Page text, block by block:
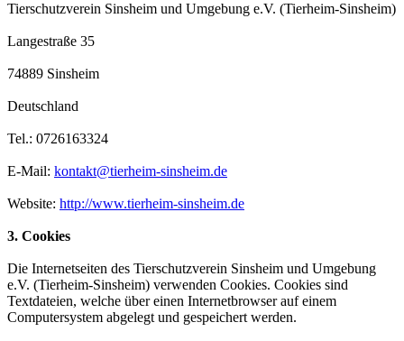
Tierschutzverein Sinsheim und Umgebung e.V. (Tierheim-Sinsheim)
Langestraße 35
74889 Sinsheim
Deutschland
Tel.: 0726163324
E-Mail: kontakt@tierheim-sinsheim.de
Website: http://www.tierheim-sinsheim.de
3. Cookies
Die Internetseiten des Tierschutzverein Sinsheim und Umgebung
e.V. (Tierheim-Sinsheim) verwenden Cookies. Cookies sind
Textdateien, welche über einen Internetbrowser auf einem
Computersystem abgelegt und gespeichert werden.